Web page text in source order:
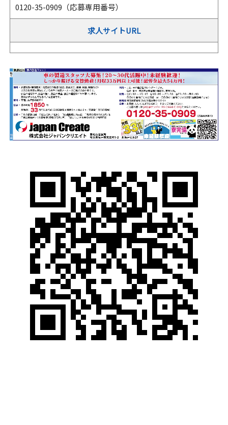
0120-35-0909（応募専用番号）
求人サイトURL